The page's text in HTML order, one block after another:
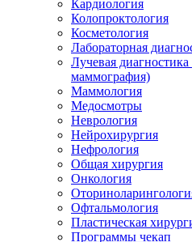
Кардиология
Колопроктология
Косметология
Лабораторная
Лучевая
маммография)
Маммология
Медосмотры
Неврология
Нейрохирургия
Нефрология
Общая хирургия
Онкология
Офтальмология
Пластическая
Программы чекап